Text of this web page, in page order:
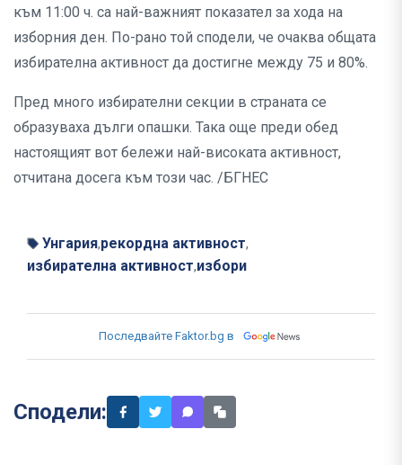
към 11:00 ч. са най-важният показател за хода на
изборния ден. По-рано той сподели, че очаква общата
избирателна активност да достигне между 75 и 80%.
Пред много избирателни секции в страната се
образуваха дълги опашки. Така още преди обед
настоящият вот бележи най-високата активност,
отчитана досега към този час. /БГНЕС
Унгария,рекордна активност,
избирателна активност,избори
Последвайте Faktor.bg в
Сподели: